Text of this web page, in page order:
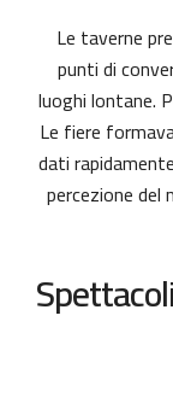
Le taverne
punti di
luoghi lontane.
Le fiere
dati
percezione